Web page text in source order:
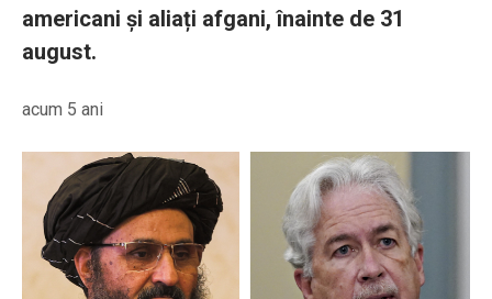
americani și aliați afgani, înainte de 31
august.
acum 5 ani